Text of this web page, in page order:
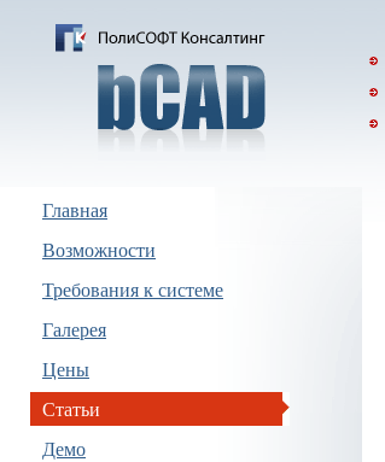
Главная
Возможности
Требования к системе
Галерея
Цены
Статьи
Демо